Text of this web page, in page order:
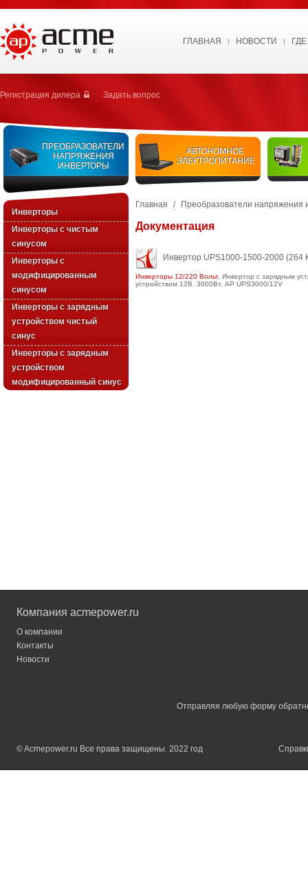
ГЛАВНАЯ НОВОСТИ
Регистрация дилера Задать вопрос
ПРЕОБРАЗОВАТЕЛИ
НАПРЯЖЕНИЯ
ИНВЕРТОРЫ
АВТОНОМНОЕ
ЭЛЕКТРОПИТАНИЕ
Инверторы
Инверторы с чистым
синусом
Инверторы с
модифицированным
синусом
Инверторы с зарядным
устройством чистый
синус
Инверторы с зарядным
устройством
модифицированный синус
Главная / Преобразователи напряжения
Документация
Инвертор UPS1000-1500-2000 (264
Инверторы 12/220 Вольт, Инвертор с зарядным
устройством 12В, 3000Вт, AP UPS3000/12V
Компания acmepower.ru
О компании
Контакты
Новости
Отправляя любую форму
© Acmepower.ru Все права защищены. 2022 год